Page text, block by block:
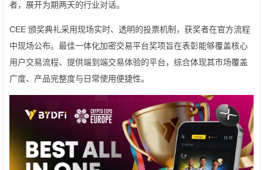
者，展开为期两天的行业对话。
CEE 颁奖典礼采用现场实时、透明的投票机制，获奖者在官方流程
中现场公布。最佳一体化加密交易平台奖项旨在表彰能够覆盖核心
用户交易流程、提供端到端交易体验的平台，综合体现其市场覆盖
广度、产品完整度与日常使用便捷性。